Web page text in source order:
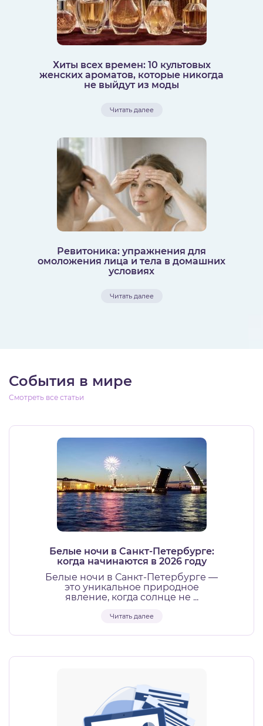
Хиты всех времен: 10 культовых
женских ароматов, которые никогда
не выйдут из моды
Читать далее
Ревитоника: упражнения для
омоложения лица и тела в домашних
условиях
Читать далее
События в мире
Смотреть все статьи
Белые ночи в Санкт-Петербурге:
когда начинаются в 2026 году
Белые ночи в Санкт-Петербурге —
это уникальное природное
явление, когда солнце не ...
Читать далее